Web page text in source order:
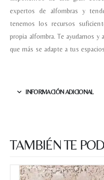
expertos de alfombras y
tenemos los recursos
propia alfombra. Te ayudamos y
que más se adapte a tus
INFORMACIÓN ADICIONAL
TAMBIÉN TE
Tu mensaje.
puedan
Recibir mi